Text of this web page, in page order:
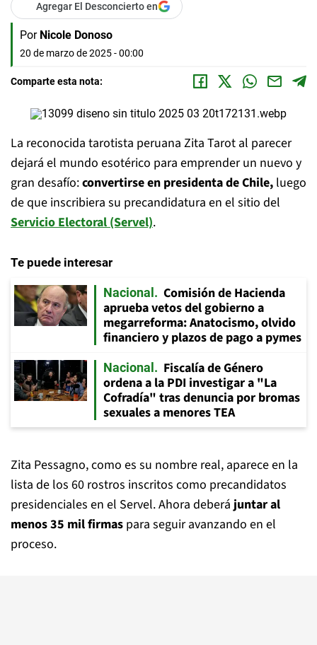
Agregar El Desconcierto en
Por Nicole Donoso
20 de marzo de 2025 - 00:00
Comparte esta nota:
La reconocida tarotista peruana Zita Tarot al parecer
dejará el mundo esotérico para emprender un nuevo y
gran desafío:convertirse en presidenta de Chile, luego
de que inscribiera su precandidatura en el sitio del
Servicio Electoral (Servel).
Te puede interesar
Nacional
Comisión de Hacienda
aprueba vetos del gobierno a
megarreforma: Anatocismo, olvido
financiero y plazos de pago a pymes
Nacional
Fiscalía de Género
ordena a la PDI investigar a "La
Cofradía" tras denuncia por bromas
sexuales a menores TEA
Zita Pessagno, como es su nombre real, aparece en la
lista de los 60 rostros inscritos como precandidatos
presidenciales en el Servel. Ahora deberájuntar al
menos 35 mil firmas para seguir avanzando en el
proceso.